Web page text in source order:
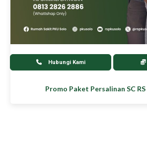
Hubungi Kami
Promo Paket Persalinan SC RS